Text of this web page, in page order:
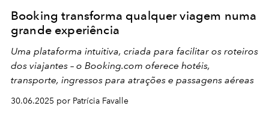
Booking transforma qualquer viagem numa
grande experiência
Uma plataforma intuitiva, criada para facilitar os roteiros
dos viajantes – o Booking.com oferece hotéis,
transporte, ingressos para atrações e passagens aéreas
30.06.2025 por Patrícia Favalle